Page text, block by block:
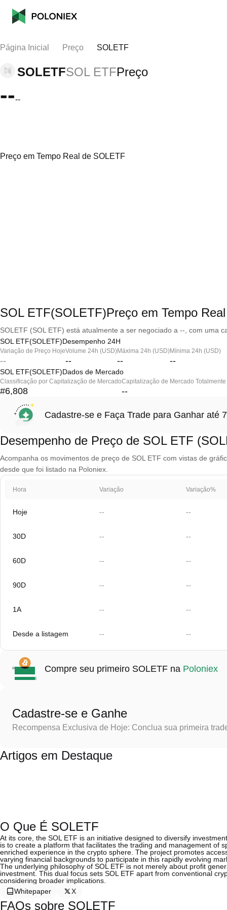
Página Inicial Preço SOLETF
SOLETFSOL ETFPreço
----
Preço em Tempo Real de SOLETF
SOL ETF(SOLETF)Preço em Tempo Real
SOLETF (SOL ETF) está atualmente a ser negociado a --, com uma
SOL ETF(SOLETF)Desempenho 24H
Variação de Preço Hoje
--
Volume 24h (USD)
--
Máxima 24h (USD)
--
Mínima 24h (USD)
--
SOL ETF(SOLETF)Dados de Mercado
Classificação por Capitalização de Mercado
#6,808
Capitalização de Mercado
--
Cadastre-se e Faça Trade para Ganhar até
Desempenho de Preço de SOL ETF
Acompanha os movimentos de preço de SOL ETF com vistas de
desde que foi listado na Poloniex.
Hora Variação Variação%
Hoje -- --
30D -- --
60D -- --
90D -- --
1A -- --
Desde a listagem -- --
Compre seu primeiro SOLETF na Poloniex
Cadastre-se e Ganhe
Recompensa Exclusiva de Hoje: Conclua sua primeira
Artigos em Destaque
O Que É SOLETF
At its core, the SOL ETF is an initiative designed to diversify
is to create a platform that facilitates the trading and management of
enriched experience in the crypto sphere. The project promotes
varying financial backgrounds to participate in this rapidly evolving
The underlying philosophy of SOL ETF is not merely about profit
investment. This dual focus sets SOL ETF apart from conventional
considering broader implications.
Whitepaper
X
FAQs sobre SOLETF